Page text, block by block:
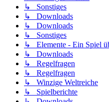
↳ Sonstiges
↳ Downloads
↳ Downloads
↳ Sonstiges
↳ Elemente - Ein Spiel
↳ Downloads
↳ Regelfragen
↳ Regelfragen
↳ Winzige Weltreiche
↳ Spielberichte